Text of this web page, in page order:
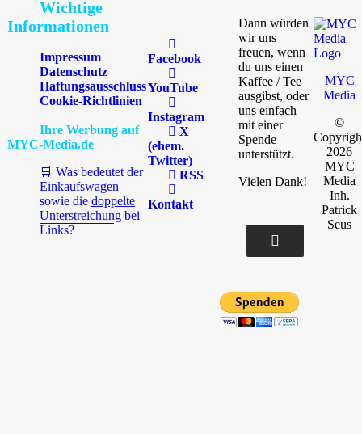
Wichtige
Informationen
Impressum
Datenschutz
Haftungsausschluss
Cookie-Richtlinien
Ihre Werbung auf
MYC-Media.de
🛒 Was bedeutet der
Einkaufswagen
sowie die doppelte
Unterstreichung bei
Links?
Facebook
YouTube
Instagram
X
(ehem.
Twitter)
RSS
Kontakt
Dann würden
wir uns
freuen, wenn
du uns einen
Kaffee / Tee
ausgibst, oder
uns einfach
mit einer
Spende
unterstützt.
Vielen Dank!
MYC
Media
©
2026
MYC
Media
Inh.
Patrick
Seus